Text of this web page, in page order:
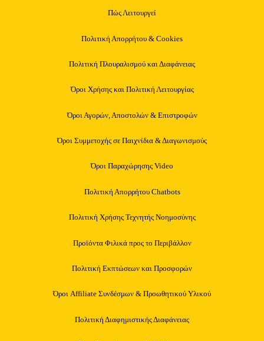
Πώς Λειτουργεί
Πολιτική Απορρήτου & Cookies
Πολιτική Πλουραλισμού και Διαφάνειας
Όροι Χρήσης και Πολιτική Λειτουργίας
Όροι Αγορών, Αποστολών & Επιστροφών
Όροι Συμμετοχής σε Παιχνίδια & Διαγωνισμούς
Όροι Παραχώρησης Video
Πολιτική Απορρήτου Chatbots
Πολιτική Χρήσης Τεχνητής Νοημοσύνης
Προϊόντα Φιλικά προς το Περιβάλλον
Πολιτική Εκπτώσεων και Προσφορών
Όροι Affiliate Συνδέσμων & Προωθητικού Υλικού
Πολιτική Διαφημιστικής Διαφάνειας